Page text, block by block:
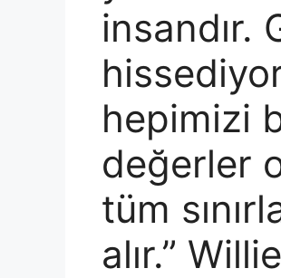
insandır.
hepimizi
değerler
tüm
alır.”